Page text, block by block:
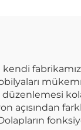
kendi